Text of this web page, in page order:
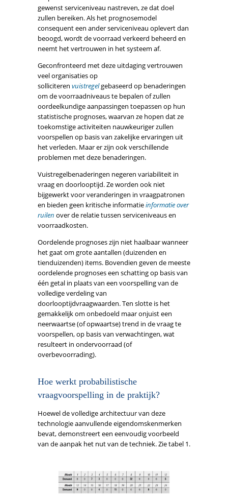
gewenst serviceniveau nastreven, ze dat doel
zullen bereiken. Als het prognosemodel
consequent een ander serviceniveau oplevert dan
beoogd, wordt de voorraad verkeerd beheerd en
neemt het vertrouwen in het systeem af.
Geconfronteerd met deze uitdaging vertrouwen
veel organisaties op
solliciteren vuistregelgebaseerd op benaderingen
om de voorraadniveaus te bepalen of zullen
oordeelkundige aanpassingen toepassen op hun
statistische prognoses, waarvan ze hopen dat ze
toekomstige activiteiten nauwkeuriger zullen
voorspellen op basis van zakelijke ervaringen uit
het verleden. Maar er zijn ook verschillende
problemen met deze benaderingen.
Vuistregelbenaderingen negeren variabiliteit in
vraag en doorlooptijd. Ze worden ook niet
bijgewerkt voor veranderingen in vraagpatronen
en bieden geen kritische informatieinformatie over
ruilen over de relatie tussen serviceniveaus en
voorraadkosten.
Oordelende prognoses zijn niet haalbaar wanneer
het gaat om grote aantallen (duizenden en
tienduizenden) items. Bovendien geven de meeste
oordelende prognoses een schatting op basis van
één getal in plaats van een voorspelling van de
volledige verdeling van
doorlooptijdvraagwaarden. Ten slotte is het
gemakkelijk om onbedoeld maar onjuist een
neerwaartse (of opwaartse) trend in de vraag te
voorspellen, op basis van verwachtingen, wat
resulteert in ondervoorraad (of
overbevoorrading).
Hoe werkt probabilistische
vraagvoorspelling in de praktijk?
Hoewel de volledige architectuur van deze
technologie aanvullende eigendomskenmerken
bevat, demonstreert een eenvoudig voorbeeld
van de aanpak het nut van de techniek. Zie tabel 1.